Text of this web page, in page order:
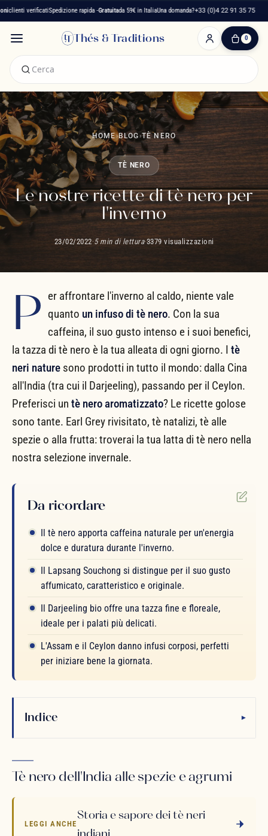
Spedizione rapida -Gratuitada 59€ in ItaliaUna domanda?+33 (0)4 22 91 35 75
Thés & Traditions 0
0
0,00 €
Il
Mio
Carrello
HOME›BLOG›TÈ NERO
TÈ NERO
Le nostre ricette di tè nero per
l'inverno
23/02/2022·5 min di lettura·3379 visualizzazioni
P er affrontare l'inverno al caldo, niente vale
quanto un infuso di tè nero. Con la sua
caffeina, il suo gusto intenso e i suoi benefici,
la tazza di tè nero è la tua alleata di ogni giorno. I tè
neri nature sono prodotti in tutto il mondo: dalla Cina
all'India (tra cui il Darjeeling), passando per il Ceylon.
Preferisci un tè nero aromatizzato? Le ricette golose
sono tante. Earl Grey rivisitato, tè natalizi, tè alle
spezie o alla frutta: troverai la tua latta di tè nero nella
nostra selezione invernale.
Da ricordare
Il tè nero apporta caffeina naturale per un'energia
dolce e duratura durante l'inverno.
Il Lapsang Souchong si distingue per il suo gusto
affumicato, caratteristico e originale.
Il Darjeeling bio offre una tazza fine e floreale,
ideale per i palati più delicati.
L'Assam e il Ceylon danno infusi corposi, perfetti
per iniziare bene la giornata.
Indice ▾
Tè nero dell'India alle spezie e agrumi
LEGGI ANCHE
Storia e sapore dei tè neri